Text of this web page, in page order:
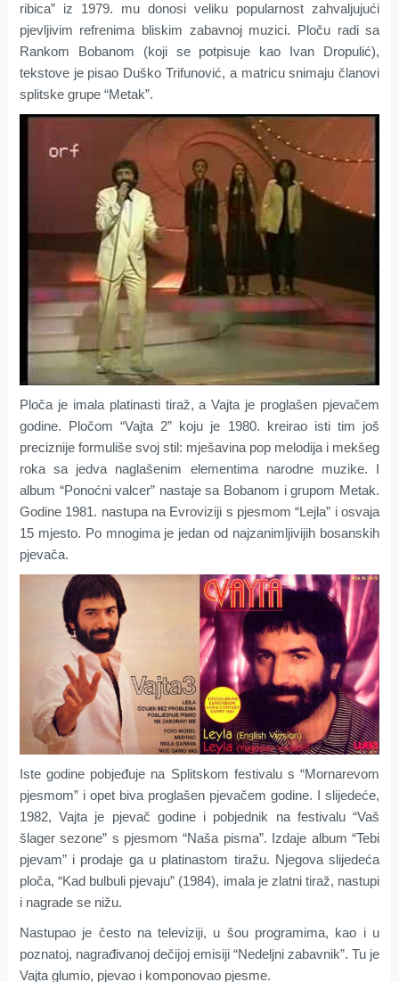
ribica” iz 1979. mu donosi veliku popularnost zahvaljujući
pjevljivim refrenima bliskim zabavnoj muzici. Ploču radi sa
Rankom Bobanom (koji se potpisuje kao Ivan Dropulić),
tekstove je pisao Duško Trifunović, a matricu snimaju članovi
splitske grupe “Metak”.
Ploča je imala platinasti tiraž, a Vajta je proglašen pjevačem
godine. Pločom “Vajta 2” koju je 1980. kreirao isti tim još
preciznije formuliše svoj stil: mješavina pop melodija i mekšeg
roka sa jedva naglašenim elementima narodne muzike. I
album “Ponoćni valcer” nastaje sa Bobanom i grupom Metak.
Godine 1981. nastupa na Evroviziji s pjesmom “Lejla” i osvaja
15 mjesto. Po mnogima je jedan od najzanimljivijih bosanskih
pjevača.
Iste godine pobjeđuje na Splitskom festivalu s “Mornarevom
pjesmom” i opet biva proglašen pjevačem godine. I slijedeće,
1982, Vajta je pjevač godine i pobjednik na festivalu “Vaš
šlager sezone” s pjesmom “Naša pisma”. Izdaje album “Tebi
pjevam” i prodaje ga u platinastom tiražu. Njegova slijedeća
ploča, “Kad bulbuli pjevaju” (1984), imala je zlatni tiraž, nastupi
i nagrade se nižu.
Nastupao je često na televiziji, u šou programima, kao i u
poznatoj, nagrađivanoj dečijoj emisiji “Nedeljni zabavnik”. Tu je
Vajta glumio, pjevao i komponovao pjesme.